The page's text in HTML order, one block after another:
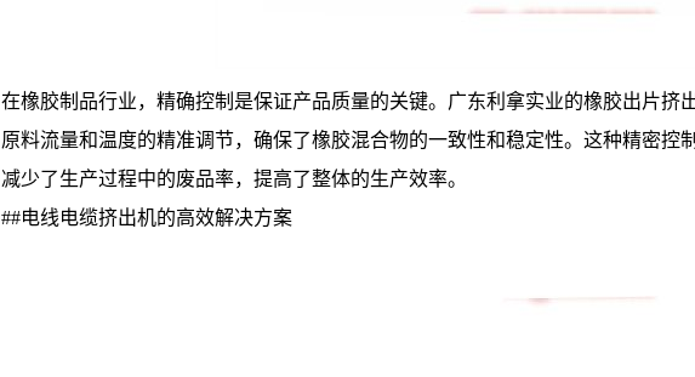
在橡胶制品行业，精确控制是保证产品质量的关键。广东利拿实业的橡胶出片挤
原料流量和温度的精准调节，确保了橡胶混合物的一致性和稳定性。这种精密控
减少了生产过程中的废品率，提高了整体的生产效率。
##电线电缆挤出机的高效解决方案